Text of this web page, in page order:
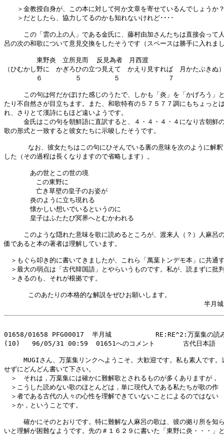
＞金教授自身が、この本に対して何か文章を寄せているんでしょう
＞だとしたら、協力してるのかも知れないけれど････
この「雲の上の人」である金氏に、藤村由加さんたちは直接会って
呂の次の和歌について意見交換をしたそうです（スペースは勝手に入れま
東野炎　立所見而  反見為者　月西渡
（ひむかし野に　かぎろひの立つ見えて　かえり見すれば　月かたぶきぬ
６　　　　　５        ５            ７
この句は何だかぼけた感じのうたで、しかも「炎」を「かげろう」
たり不自然さが目立ちます。また、和歌特有の５７５７７調にもちょっと
れ、さりとて漢詩にもほど遠いようです。
金氏はこの句を朝鮮語に直訳すると、４・４・４・４になり古朝鮮
歌の形式と一致すると彼女たちに示唆したそうです。
なお、彼女たちはこの句にひそんでいる裏の意味を次のように解
した（その過程は長くなりますので省略します）。
あの世とこの世の境
        この東野に
        亡き草壁の皇子のお姿が
炎のように立ち現れる
懐かしい想いでいるというのに
皇子はふたたび冥界へとむかわれる
このような隠れた意味を歌に読めるところが、渡来人（？）人麻呂
価であると本の著者は理解しています。
＞もぐら叩き的に書いてきましたが、これら「萬葉トンデモ本」に共通
＞最大の弱点は「古代韓国語」とやらいうものです。私が、読まずに批
＞きるのも、それが根拠です。
      このあたりの本格的な解説をぜひお願いします。
01658/01658 PFG00017  半月城           RE:RE^2:万葉集の読
(10)   96/05/31 00:59  01651へのコメント       古代日本語
MUGIさん、万葉集リンクへようこそ。大歓迎です。私も素人です。
せずにどんどん書いて下さい。
＞　それは，万葉集には確かに難解歌とされるものが多くありますが，
＞こうした読めない歌のほとんどは，単に現代人である私たちが歌の作
＞者である古代の人々の心性を理解できていないことによるのではない
＞か，ということです。
確かにそのとおりです。特に難解な人麻呂の歌は、彼の拠り所を知
いと理解が困難なようです。先の＃１６２９に書いた「東野に炎・・・」